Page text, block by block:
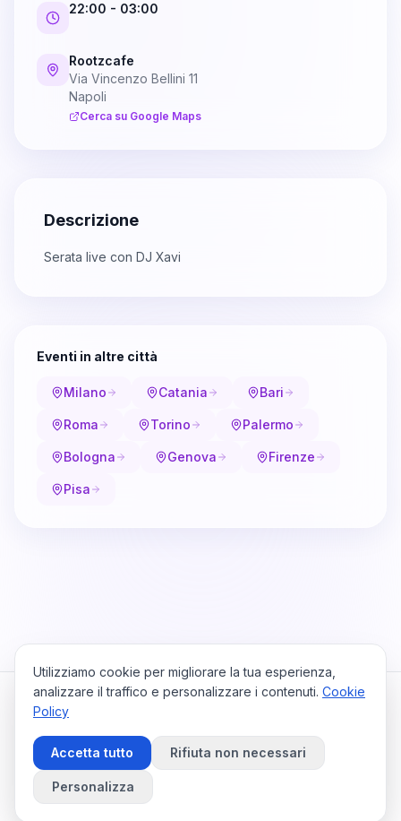
22:00 - 03:00
Rootzcafe
Via Vincenzo Bellini 11
Napoli
Cerca su Google Maps
Descrizione
Serata live con DJ Xavi
Eventi in altre città
Milano Catania Bari
Roma Torino Palermo
Bologna Genova Firenze
Pisa
HomeViaggiPrivacy PolicyCookie PolicyContattaci
Preferenze Cookie
©2026
Utilizziamo cookie per migliorare la tua esperienza,
analizzare il traffico e personalizzare i contenuti. Cookie
Policy
Accetta tutto Rifiuta non necessari
Personalizza